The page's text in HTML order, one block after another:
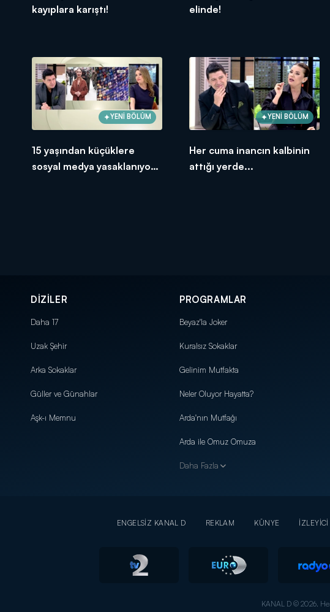
kayıplara karıştı!
elinde!
YENİ BÖLÜM
15 yaşından küçüklere
sosyal medya yasaklanıyor
YENİ BÖLÜM
Her cuma inancın kalbinin
attığı yerde...
DİZİLER
Daha 17
Uzak Şehir
Arka Sokaklar
Güller ve Günahlar
Aşk-ı Memnu
PROGRAMLAR
Beyaz'la Joker
Kuralsız Sokaklar
Gelinim Mutfakta
Neler Oluyor Hayatta?
Arda'nın Mutfağı
Arda ile Omuz Omuza
Daha Fazla
ENGELSİZ KANAL D REKLAM KÜNYE İZLEYİCİ
KANAL D © 2026. Her